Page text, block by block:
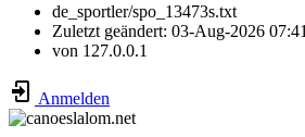
de_sportler/spo_13473s.txt
Zuletzt geändert: 03-Aug-2026 07:41
von 127.0.0.1
Anmelden